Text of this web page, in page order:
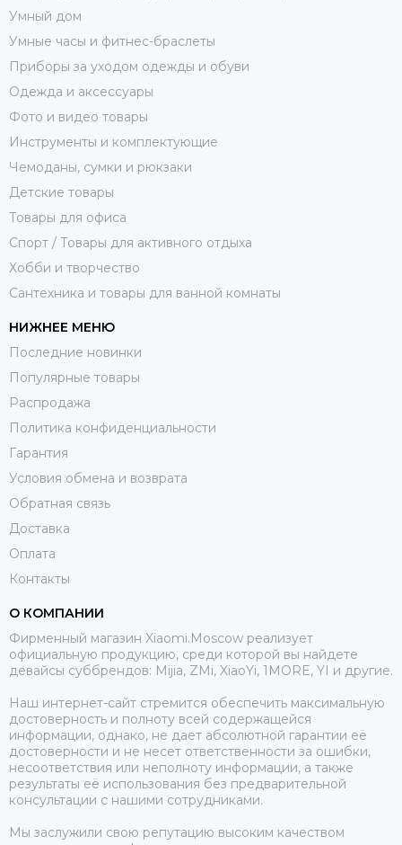
Умный дом
Умные часы и фитнес-браслеты
Приборы за уходом одежды и обуви
Одежда и аксессуары
Фото и видео товары
Инструменты и комплектующие
Чемоданы, сумки и рюкзаки
Детские товары
Товары для офиса
Спорт / Товары для активного отдыха
Хобби и творчество
Сантехника и товары для ванной комнаты
НИЖНЕЕ МЕНЮ
Последние новинки
Популярные товары
Распродажа
Политика конфиденциальности
Гарантия
Условия обмена и возврата
Обратная связь
Доставка
Оплата
Контакты
О КОМПАНИИ
Фирменный магазин Xiaomi.Moscow реализует
официальную продукцию, среди которой вы найдете
девайсы суббрендов: Mijia, ZMi, XiaoYi, 1MORE, YI и другие.
Наш интернет-сайт стремится обеспечить максимальную
достоверность и полноту всей содержащейся
информации, однако, не дает абсолютной гарантии её
достоверности и не несет ответственности за ошибки,
несоответствия или неполноту информации, а также
результаты её использования без предварительной
консультации с нашими сотрудниками.
Мы заслужили свою репутацию высоким качеством